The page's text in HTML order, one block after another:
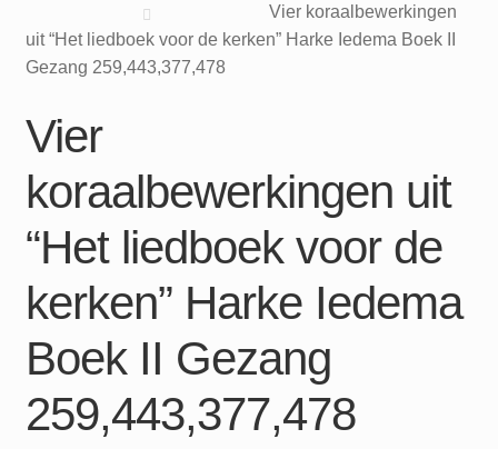
Mijn account
Vier koraalbewerkingen
uit “Het liedboek voor de kerken” Harke Iedema Boek II
Gezang 259,443,377,478
Vier
koraalbewerkingen uit
“Het liedboek voor de
kerken” Harke Iedema
Boek II Gezang
259,443,377,478